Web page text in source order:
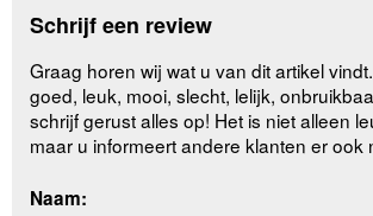
Schrijf een review
Graag horen wij wat u van dit artikel
goed, leuk, mooi, slecht, lelijk,
schrijf gerust alles op! Het is niet alleen
maar u informeert andere klanten er ook
Naam: